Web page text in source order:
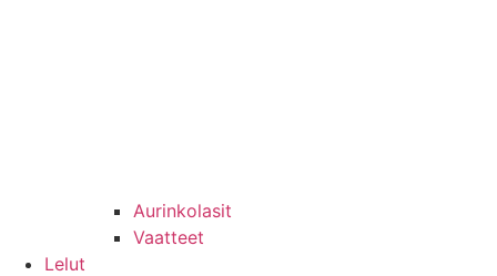
Aurinkolasit
Vaatteet
Lelut